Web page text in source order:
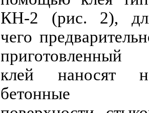
КН-2 (рис. 2),
чего
приготовленный
клей наносят
бетонные